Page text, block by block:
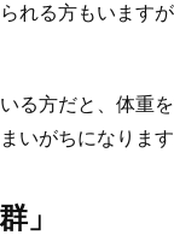
れる方もいます
る方だと、体重
いがちになります
」